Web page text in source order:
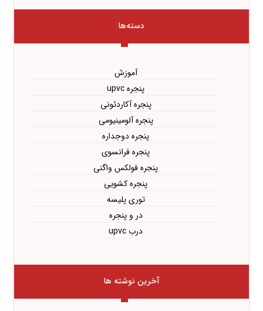
دسته‌ها
آموزش
پنجره upvc
پنجره آکاردئونی
پنجره آلومینیومی
پنجره دوجداره
پنجره فرانسوی
پنجره فولکس واگنی
پنجره کشویی
توری پلیسه
در و پنجره
درب upvc
آخرین نوشته ها